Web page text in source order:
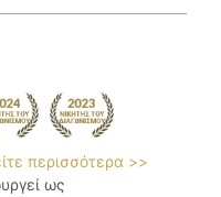
περισσότερα >>
ως